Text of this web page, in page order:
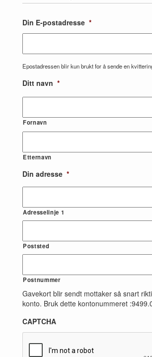
Din E-postadresse *
Epostadressen blir kun brukt for å sende en
Ditt navn *
Fornavn
Etternavn
Din adresse *
Adresselinje 1
Poststed
Postnummer
Gavekort blir sendt mottaker så snart
konto. Bruk dette kontonummeret
CAPTCHA